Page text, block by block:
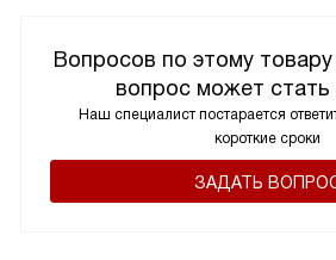
Вопросов по этому
вопрос может
Наш специалист постарается
короткие сроки
ЗАДАТЬ